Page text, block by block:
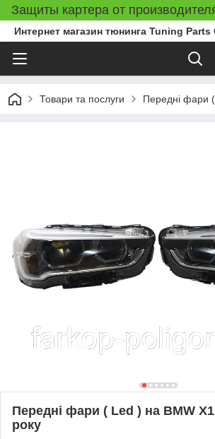
Защиты картера от
Интернет магазин тюнинга Tuning Parts
Товари та послуги Передні фари
Передні фари ( Led ) на BMW
року